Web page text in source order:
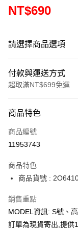
NT$690
請選擇商品選項
付款與運送方式
超取滿NT$699免運
信用卡一次付款
超商取貨付款
Apple Pay
Google Pay
運送方式
商品特色
商品編號
11953743
商品特色
商品貨號 :
銷售重點
MODEL資訊: S號、
訂單為現貨寄出,提供